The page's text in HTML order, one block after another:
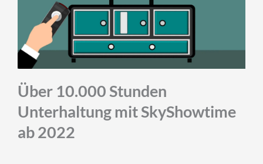
Über 10.000 Stunden
Unterhaltung mit SkyShowtime
ab 2022